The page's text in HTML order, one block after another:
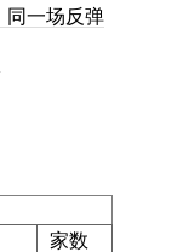
同一场反弹
家数